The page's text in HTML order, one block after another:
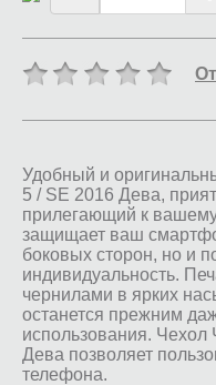
Удобный и
5 / SE 2016 Дева,
прилегающий к
защищает ваш
боковых сторон, но и
индивидуальность.
чернилами в ярких
останется прежним
использования.
Дева позволяет
телефона.